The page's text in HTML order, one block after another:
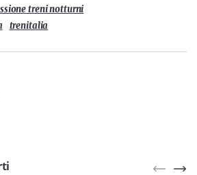
treni notturni
trenitalia